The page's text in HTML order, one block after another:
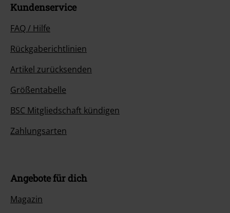
Kundenservice
FAQ / Hilfe
Rückgaberichtlinien
Artikel zurücksenden
Größentabelle
BSC Mitgliedschaft kündigen
Zahlungsarten
Angebote für dich
Magazin